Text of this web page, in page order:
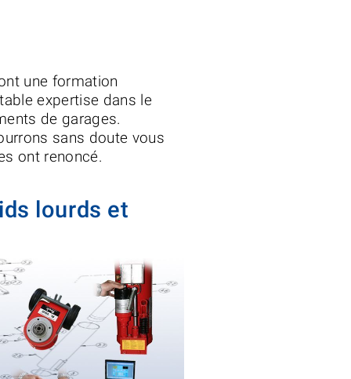
une formation
expertise dans le
de garages.
doute vous
ont renoncé.
lourds et